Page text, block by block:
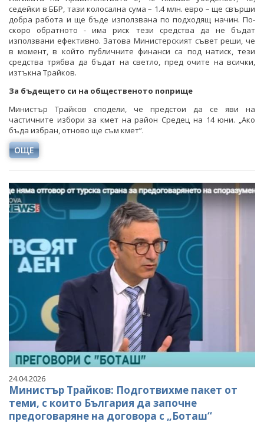
седейки в ББР, тази колосална сума – 1.4 млн. евро – ще свърши
добра работа и ще бъде използвана по подходящ начин. По-
скоро обратното - има риск тези средства да не бъдат
използвани ефективно. Затова Министерският съвет реши, че
в момент, в който публичните финанси са под натиск, тези
средства трябва да бъдат на светло, пред очите на всички,
изтъкна Трайков.
За бъдещето си на общественото поприще
Министър Трайков сподели, че предстои да се яви на
частичните избори за кмет на район Средец на 14 юни. „Ако
бъда избран, отново ще съм кмет”.
ОЩЕ
24.04.2026
Министър Трайков: Подготвихме пакет от
теми, с които България да започне
предоговаряне на договора с „Боташ“